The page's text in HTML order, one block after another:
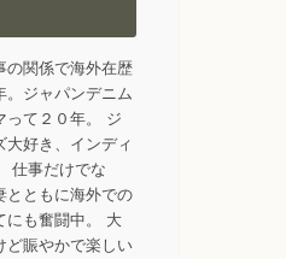
の関係で海外在歴
。ジャパンデニム
って２０年。 ジ
大好き、インディ
仕事だけでな
とともに海外での
にも奮闘中。 大
ど賑やかで楽しい